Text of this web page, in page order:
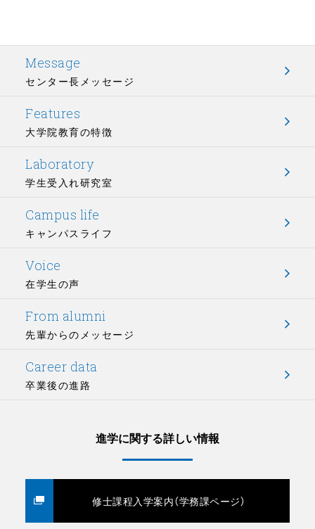
Message
センター長メッセージ
Features
大学院教育の特徴
Laboratory
学生受入れ研究室
Campus life
キャンパスライフ
Voice
在学生の声
From alumni
先輩からのメッセージ
Career data
卒業後の進路
進学に関する詳しい情報
修士課程入学案内（学務課ページ）